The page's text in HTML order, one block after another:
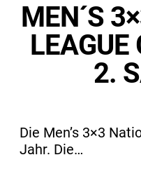
MEN´S
LEAGUE
2.
Die Men’s 3×3
Jahr. Die…